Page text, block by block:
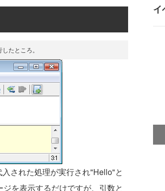
たところ。
された処理が実行され"Hello"と
を表示するだけですが、引数と
イ